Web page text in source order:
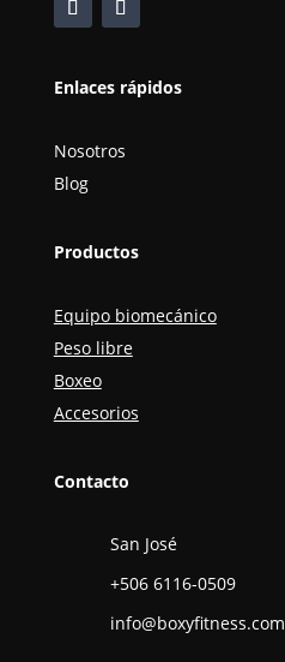
Enlaces rápidos
Nosotros
Blog
Productos
Equipo biomecánico
Peso libre
Boxeo
Accesorios
Contacto
San José
+506 6116-0509
info@boxyfitness.com